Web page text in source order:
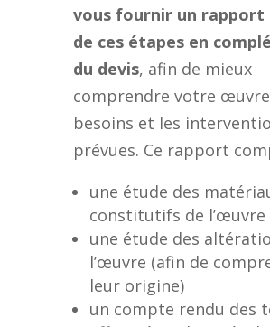
vous fournir un rapport
de ces étapes en
du devis, afin de mieux
comprendre votre
besoins et les
prévues. Ce rapport
une étude des
constitutifs de l’œuvre
une étude des
l’œuvre (afin de
leur origine)
un compte rendu des